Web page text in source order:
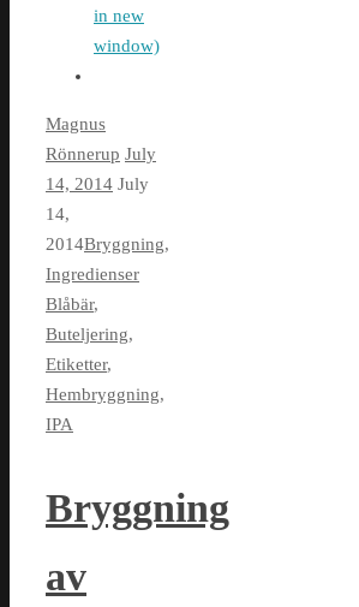
in new
window)
Magnus
Rönnerup July
14, 2014 July
14,
2014Bryggning,
Ingredienser
Blåbär,
Buteljering,
Etiketter,
Hembryggning,
IPA
Bryggning
av